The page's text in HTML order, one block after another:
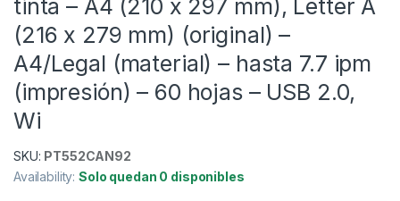
tinta – A4 (210 x 297 mm), Letter A
(216 x 279 mm) (original) –
A4/Legal (material) – hasta 7.7 ipm
(impresión) – 60 hojas – USB 2.0,
Wi
SKU: PT552CAN92
Availability:Solo quedan 0 disponibles